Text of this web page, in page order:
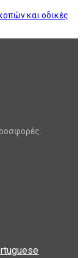
και οδικές